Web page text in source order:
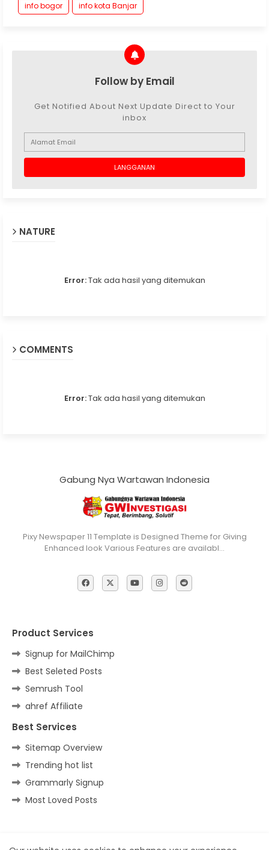
info bogor
info kota Banjar
Follow by Email
Get Notified About Next Update Direct to Your
inbox
NATURE
Error:Tak ada hasil yang ditemukan
COMMENTS
Error:Tak ada hasil yang ditemukan
Gabung Nya Wartawan Indonesia
Pixy Newspaper 11 Template is Designed Theme for Giving
Enhanced look Various Features are availabl…
Product Services
Signup for MailChimp
Best Seleted Posts
Semrush Tool
ahref Affiliate
Best Services
Sitemap Overview
Trending hot list
Grammarly Signup
Most Loved Posts
Home Contact us Privacy Policy